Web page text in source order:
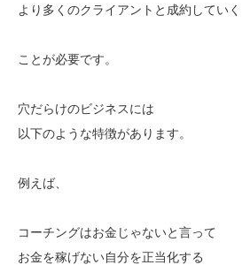
より多くのクライアントと成約していく
ことが必要です。
穴だらけのビジネスには
以下のような特徴があります。
例えば、
コーチングはお金じゃないと言って
お金を稼げない自分を正当化する